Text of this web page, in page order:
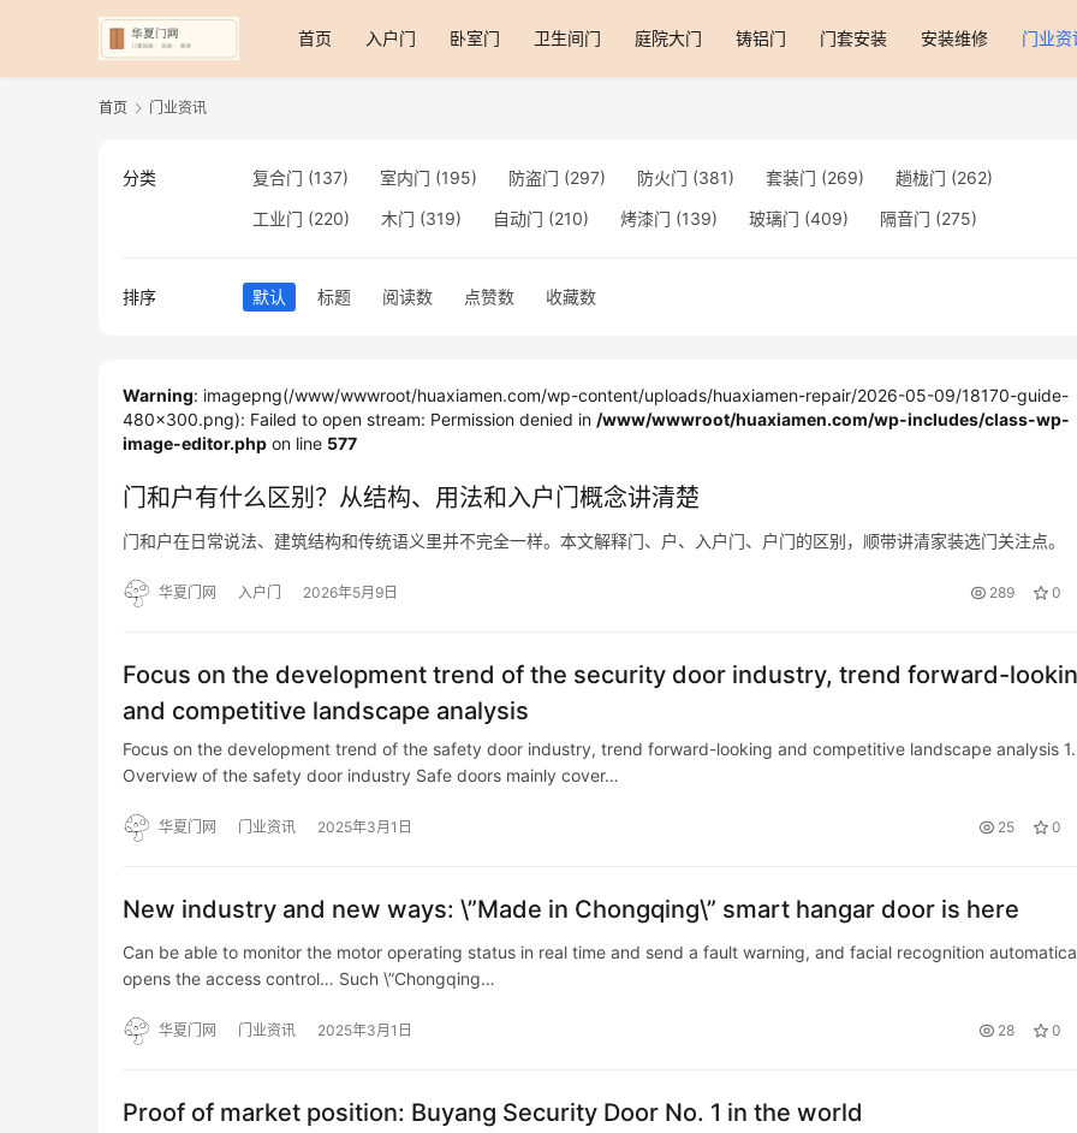
首页 入户门 卧室门 卫生间门 庭院大门 铸铝门 门套安装 安装维修 门业资
首页 门业资讯
分类 复合门 (137) 室内门 (195) 防盗门 (297) 防火门 (381) 套装门 (269) 趟栊门 (262)
工业门 (220) 木门 (319) 自动门 (210) 烤漆门 (139) 玻璃门 (409) 隔音门 (275)
卫生间门(614) 入户门 (483) 别墅大门
车库门(435) 隐形门(388) 提升门(347) 铝木门(200) 谷仓门(279) 卧室门(471)
庭院门(309) 安检门 (433) 感应门 (168)
排序 默认 标题 阅读数 点赞数 收藏数
Warning: imagepng(/www/wwwroot/huaxiamen.com/wp-content/uploads/huaxiamen-repair/2026-05-09/18170-guide-
480x300.png): Failed to open stream: Permission denied in /www/wwwroot/huaxiamen.com/wp-includes/class-wp-
image-editor.php on line 577
门和户有什么区别？从结构、用法和入户门概念讲清楚
门和户在日常说法、建筑结构和传统语义里并不完全一样。本文解释门、户、入户门、户门的区别，顺带讲清家装选门关注点。
华夏门网 入户门 2026年5月9日 289 0
Focus on the development trend of the security door industry, trend forward-
and competitive landscape analysis
Focus on the development trend of the safety door industry, trend forward-looking and competitive landscape analysis 1.
Overview of the safety door industry Safe doors mainly cover…
华夏门网 门业资讯 2025年3月1日 25 0
New industry and new ways: \”Made in Chongqing\” smart hangar door is here
Can be able to monitor the motor operating status in real time and send a fault warning, and facial recognition
opens the access control… Such \”Chongqing…
华夏门网 门业资讯 2025年3月1日 28 0
Proof of market position: Buyang Security Door No. 1 in the world